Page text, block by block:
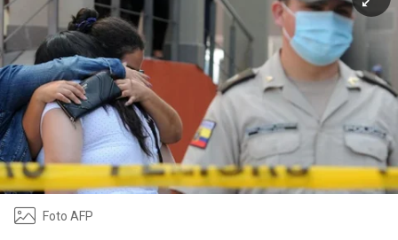
Foto AFP